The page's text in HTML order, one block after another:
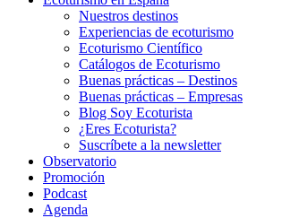
Nuestros destinos
Experiencias de ecoturismo
Ecoturismo Científico
Catálogos de Ecoturismo
Buenas prácticas – Destinos
Buenas prácticas – Empresas
Blog Soy Ecoturista
¿Eres Ecoturista?
Suscríbete a la newsletter
Observatorio
Promoción
Podcast
Agenda